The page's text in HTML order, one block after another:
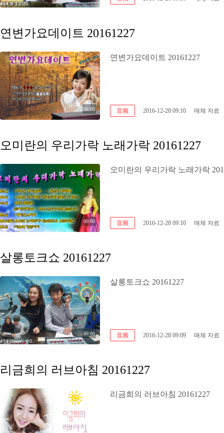
연변가요데이트 20161227
00:00
연변가요데이트 20161227
音频 2016-12-28 09:10 매체 자료
오미란의 우리가락 노래가락 20161227
00:00
오미란의 우리가락 노래가락
音频 2016-12-28 09:10 매체 자료
살롱토크쇼 20161227
00:00
살롱토크쇼 20161227
音频 2016-12-28 09:09 매체 자료
리금희의 러브아침 20161227
리금희의 러브아침 20161227